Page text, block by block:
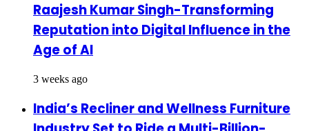
Raajesh Kumar Singh-Transforming
Reputation into Digital Influence in the
Age of AI
3 weeks ago
India’s Recliner and Wellness Furniture